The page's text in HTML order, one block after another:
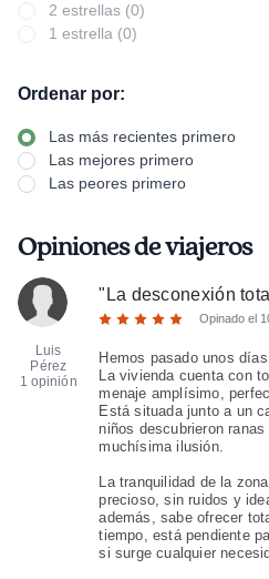
2 estrellas (0)
1 estrella (0)
Ordenar por:
Las más recientes primero
Las mejores primero
Las peores primero
Opiniones de viajeros
Luis
Pérez
1 opinión
" La desconexión
Opinado el
Hemos pasado unos
La vivienda cuenta con
menaje amplísimo,
Está situada junto a un
niños descubrieron
muchísima ilusión.
La tranquilidad de la
precioso, sin ruidos y
además, sabe ofrecer
tiempo, está pendiente
si surge cualquier